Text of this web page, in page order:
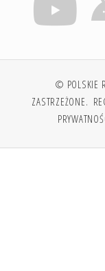
© POLSKIE
ZASTRZEŻONE.